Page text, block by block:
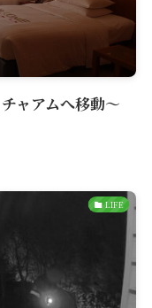
ャアムへ移動〜
LIFE